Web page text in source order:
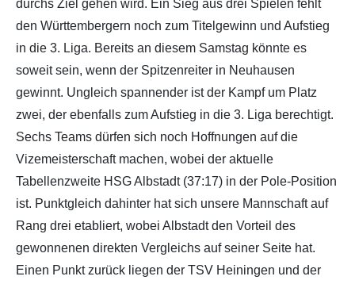
durchs Ziel gehen wird. Ein Sieg aus drei Spielen fehlt
den Württembergern noch zum Titelgewinn und Aufstieg
in die 3. Liga. Bereits an diesem Samstag könnte es
soweit sein, wenn der Spitzenreiter in Neuhausen
gewinnt. Ungleich spannender ist der Kampf um Platz
zwei, der ebenfalls zum Aufstieg in die 3. Liga berechtigt.
Sechs Teams dürfen sich noch Hoffnungen auf die
Vizemeisterschaft machen, wobei der aktuelle
Tabellenzweite HSG Albstadt (37:17) in der Pole-Position
ist. Punktgleich dahinter hat sich unsere Mannschaft auf
Rang drei etabliert, wobei Albstadt den Vorteil des
gewonnenen direkten Vergleichs auf seiner Seite hat.
Einen Punkt zurück liegen der TSV Heiningen und der